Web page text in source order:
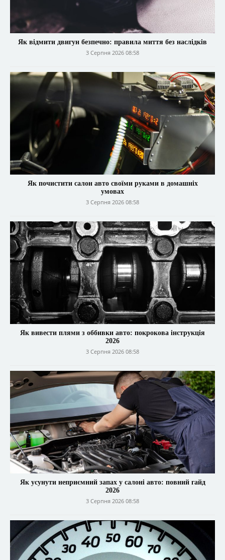
Як відмити двигун безпечно: правила миття без наслідків
3 Серпня 2026 08:58
Як почистити салон авто своїми руками в домашніх
умовах
3 Серпня 2026 08:58
Як вивести плями з оббивки авто: покрокова інструкція
2026
3 Серпня 2026 08:58
Як усунути неприємний запах у салоні авто: повний гайд
2026
3 Серпня 2026 08:58